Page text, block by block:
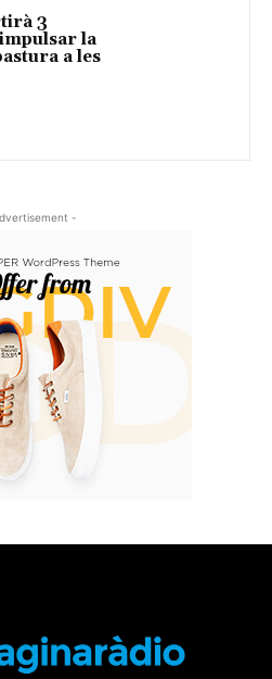
3
la
a les
-